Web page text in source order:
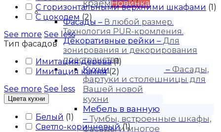
краемНовинка
Продукция
Фасады – В любой размер.
Технология PUR-кромления.
Декоративные рейки – Для
зонирования и декорирования
пространства
Кухни – Фасады,
фартуки и столешницы для
Вашей новой
кухни
Мебель в ванную
– Тумбы, встроенные шкафы,
фасады и многое
С горизонтальными верхними шкафами (1)
С цоколем (2)
See more See less
Тип фасадов
Имитация дерева (1)
Имитация камня (2)
See more See less
Цвета кухни
Белый (1)
Светло-коричневый (1)